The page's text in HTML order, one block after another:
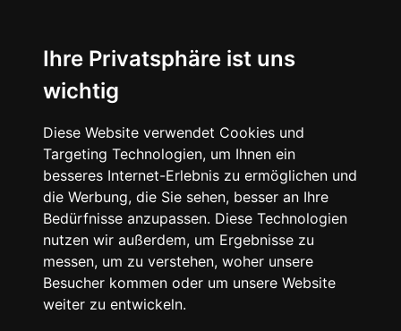
Ihre Privatsphäre ist uns
wichtig
Diese Website verwendet Cookies und
Targeting Technologien, um Ihnen ein
besseres Internet-Erlebnis zu ermöglichen und
die Werbung, die Sie sehen, besser an Ihre
Bedürfnisse anzupassen. Diese Technologien
nutzen wir außerdem, um Ergebnisse zu
messen, um zu verstehen, woher unsere
Besucher kommen oder um unsere Website
weiter zu entwickeln.